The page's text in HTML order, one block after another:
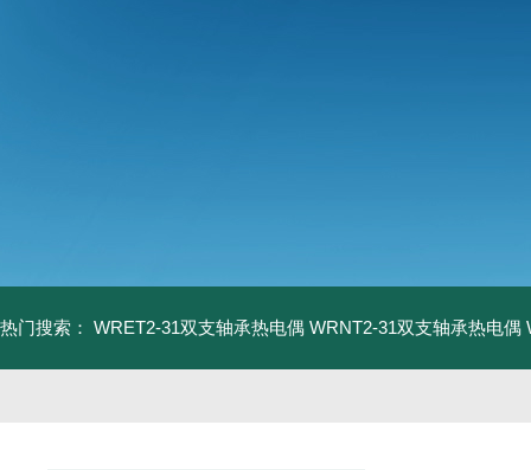
热门搜索： WRET2-31双支轴承热电偶 WRNT2-31双支轴承热电偶